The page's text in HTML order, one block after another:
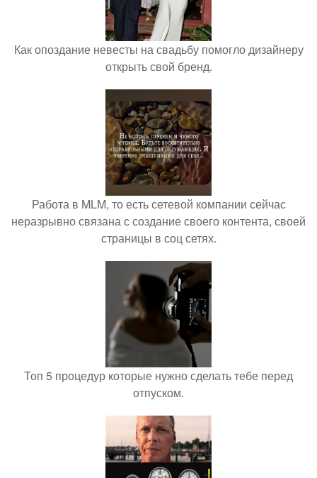
Как опоздание невесты на свадьбу помогло дизайнеру
открыть свой бренд.
Работа в MLM, то есть сетевой компании сейчас
неразрывно связана с создание своего контента, своей
страницы в соц сетях.
Топ 5 процедур которые нужно сделать тебе перед
отпуском.